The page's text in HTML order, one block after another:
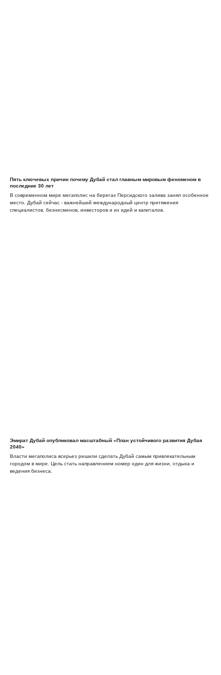
Пять ключевых причин почему Дубай стал главным мировым феноменом в
последние 30 лет
В современном мире мегаполис на берегах Персидского залива занял особенное
место. Дубай сейчас - важнейший международный центр притяжения
специалистов, бизнесменов, инвесторов и их идей и капиталов.
Эмират Дубай опубликовал масштабный «План устойчивого развития Дубая
2040»
Власти мегаполиса всерьез решили сделать Дубай самым привлекательным
городом в мире. Цель стать направлением номер один для жизни, отдыха и
ведения бизнеса.